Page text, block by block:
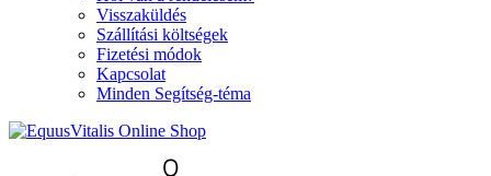
Visszaküldés
Szállítási költségek
Fizetési módok
Kapcsolat
Minden Segítség-téma